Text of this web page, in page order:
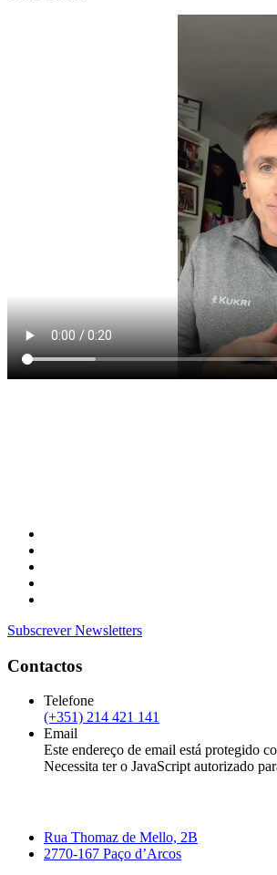
Subscrever Newsletters
Contactos
Telefone
(+351) 214 421 141
Email
Este endereço de email está protegido
Necessita ter o JavaScript autorizado
Rua Thomaz de Mello, 2B
2770-167 Paço d’Arcos